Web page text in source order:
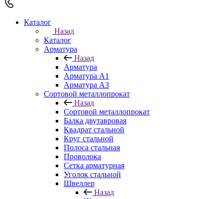
Каталог
Назад
Каталог
Арматура
Назад
Арматура
Арматура A1
Арматура А3
Сортовой металлопрокат
Назад
Сортовой металлопрокат
Балка двутавровая
Квадрат стальной
Круг стальной
Полоса стальная
Проволока
Сетка арматурная
Уголок стальной
Швеллер
Назад